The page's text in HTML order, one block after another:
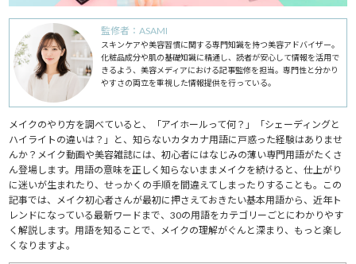
監修者：ASAMI
スキンケアや美容習慣に関する専門知識を持つ美容アドバイザー。
化粧品成分や肌の基礎知識に精通し、読者が安心して情報を活用で
きるよう、美容メディアにおける記事監修を担当。専門性と分かり
やすさの両立を重視した情報提供を行っている。
メイクのやり方を調べていると、「アイホールって何？」「シェーディングと
ハイライトの違いは？」と、知らないカタカナ用語に戸惑った経験はありませ
んか？メイク動画や美容雑誌には、初心者にはなじみの薄い専門用語がたくさ
ん登場します。用語の意味を正しく知らないままメイクを続けると、仕上がり
に迷いが生まれたり、せっかくの手順を間違えてしまったりすることも。この
記事では、メイク初心者さんが最初に押さえておきたい基本用語から、近年ト
レンドになっている最新ワードまで、30の用語をカテゴリーごとにわかりやす
く解説します。用語を知ることで、メイクの理解がぐんと深まり、もっと楽し
くなりますよ。